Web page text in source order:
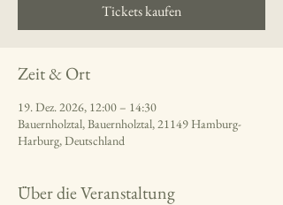
Tickets kaufen
Zeit & Ort
19. Dez. 2026, 12:00 – 14:30
Bauernholztal, Bauernholztal, 21149 Hamburg-
Harburg, Deutschland
Über die Veranstaltung